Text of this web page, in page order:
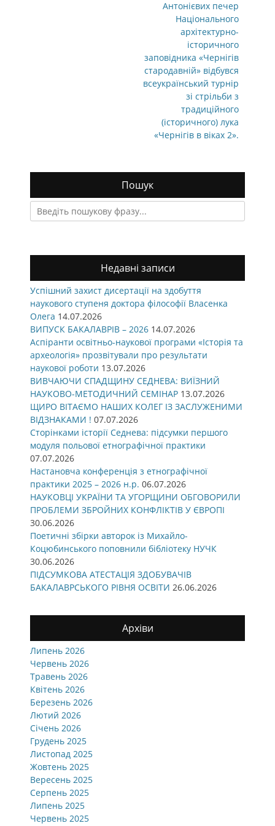
Антонієвих печер
Національного
архітектурно-
історичного
заповідника «Чернігів
стародавній» відбувся
всеукраїнський турнір
зі стрільби з
традиційного
(історичного) лука
«Чернігів в віках 2».
Пошук
Search
for:
Недавні записи
Успішний захист дисертації на здобуття
наукового ступеня доктора філософії Власенка
Олега 14.07.2026
ВИПУСК БАКАЛАВРІВ – 2026 14.07.2026
Аспіранти освітньо-наукової програми «Історія та
археологія» прозвітували про результати
наукової роботи 13.07.2026
ВИВЧАЮЧИ СПАДЩИНУ СЕДНЕВА: ВИЇЗНИЙ
НАУКОВО-МЕТОДИЧНИЙ СЕМІНАР 13.07.2026
ЩИРО ВІТАЄМО НАШИХ КОЛЕГ ІЗ ЗАСЛУЖЕНИМИ
ВІДЗНАКАМИ ! 07.07.2026
Сторінками історії Седнева: підсумки першого
модуля польової етнографічної практики
07.07.2026
Настановча конференція з етнографічної
практики 2025 – 2026 н.р. 06.07.2026
НАУКОВЦІ УКРАЇНИ ТА УГОРЩИНИ ОБГОВОРИЛИ
ПРОБЛЕМИ ЗБРОЙНИХ КОНФЛІКТІВ У ЄВРОПІ
30.06.2026
Поетичні збірки авторок із Михайло-
Коцюбинського поповнили бібліотеку НУЧК
30.06.2026
ПІДСУМКОВА АТЕСТАЦІЯ ЗДОБУВАЧІВ
БАКАЛАВРСЬКОГО РІВНЯ ОСВІТИ 26.06.2026
Архіви
Липень 2026
Червень 2026
Травень 2026
Квітень 2026
Березень 2026
Лютий 2026
Січень 2026
Грудень 2025
Листопад 2025
Жовтень 2025
Вересень 2025
Серпень 2025
Липень 2025
Червень 2025